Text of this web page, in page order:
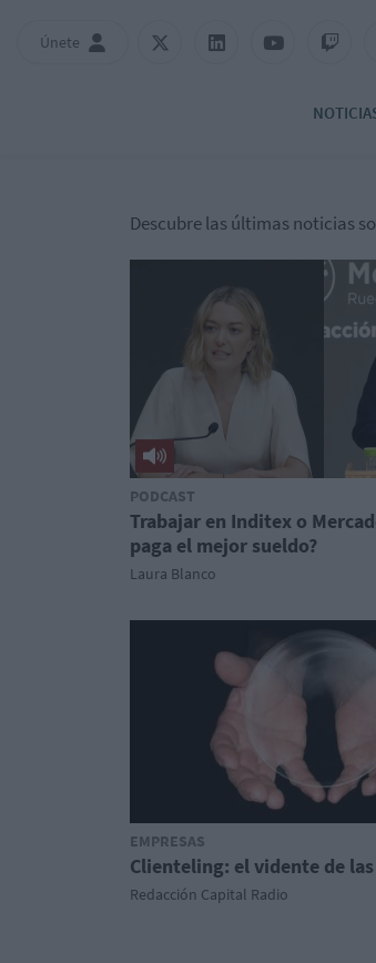
Únete
Descubre las últimas noticias
PODCAST
Trabajar en Inditex o
paga el mejor sueldo?
Laura Blanco
EMPRESAS
Clienteling: el vidente de
Redacción Capital Radio